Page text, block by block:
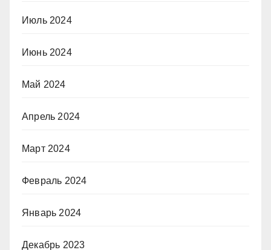
Июль 2024
Июнь 2024
Май 2024
Апрель 2024
Март 2024
Февраль 2024
Январь 2024
Декабрь 2023